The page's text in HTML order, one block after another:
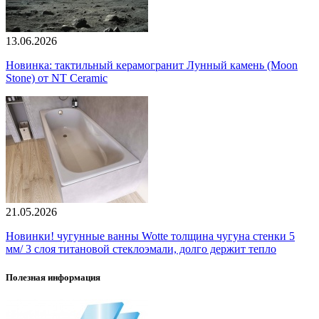
13.06.2026
Новинка: тактильный керамогранит Лунный камень (Moon
Stone) от NT Ceramic
21.05.2026
Новинки! чугунные ванны Wotte толщина чугуна стенки 5
мм/ 3 слоя титановой стеклоэмали, долго держит тепло
Полезная информация